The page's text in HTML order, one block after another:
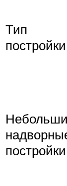
Тип
постройки
постройки